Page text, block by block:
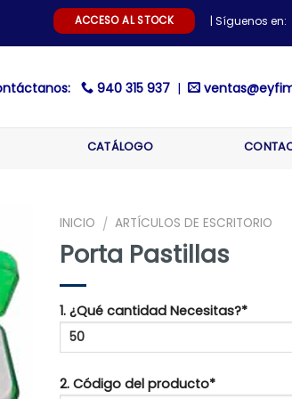
ACCESO AL STOCK | Síguenos en:
940 315 937 |
CATÁLOGO
INICIO / ARTÍCULOS DE ESCRITORIO
Porta Pastillas
1. ¿Qué cantidad Necesitas?*
2. Código del producto*